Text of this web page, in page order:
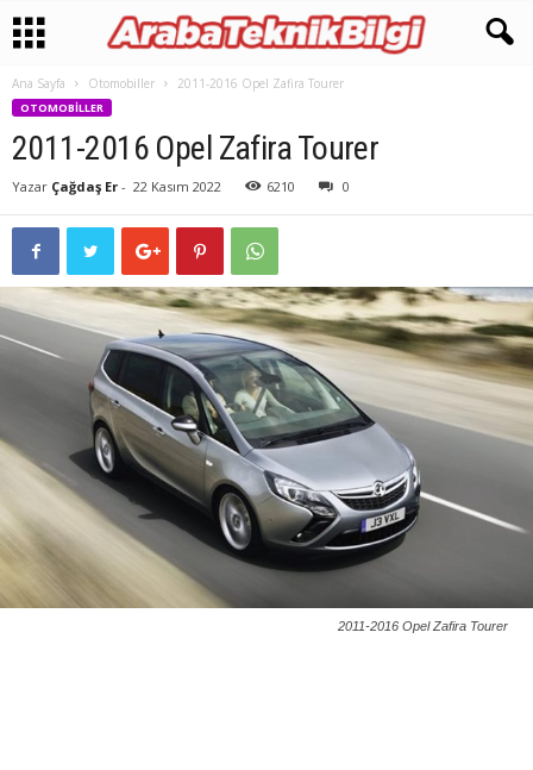
Ana Sayfa Otomobiller 2011-2016 Opel Zafira Tourer
OTOMOBILLER
2011-2016 Opel Zafira Tourer
Yazar Çağdaş Er - 22 Kasım 2022 6210 0
2011-2016 Opel Zafira Tourer